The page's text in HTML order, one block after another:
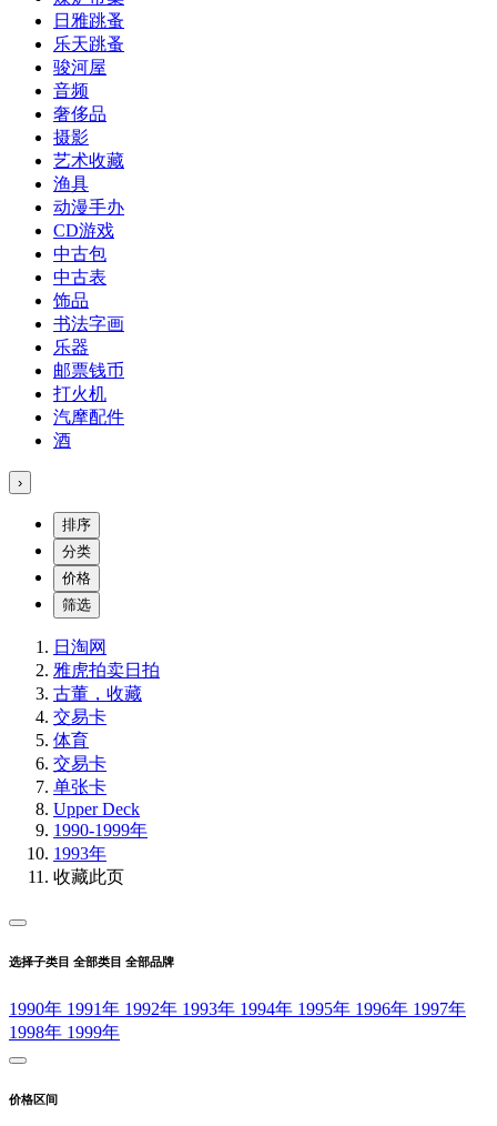
日雅跳蚤
乐天跳蚤
骏河屋
音频
奢侈品
摄影
艺术收藏
渔具
动漫手办
CD游戏
中古包
中古表
饰品
书法字画
乐器
邮票钱币
打火机
汽摩配件
酒
›
排序
分类
价格
筛选
日淘网
雅虎拍卖日拍
古董，收藏
交易卡
体育
交易卡
单张卡
Upper Deck
1990-1999年
1993年
收藏此页
选择子类目 全部类目 全部品牌
1990年 1991年 1992年 1993年 1994年 1995年 1996年 1997年
1998年 1999年
价格区间